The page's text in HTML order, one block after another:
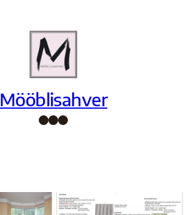
Mööblisahver
Facebook InstagramPinterest